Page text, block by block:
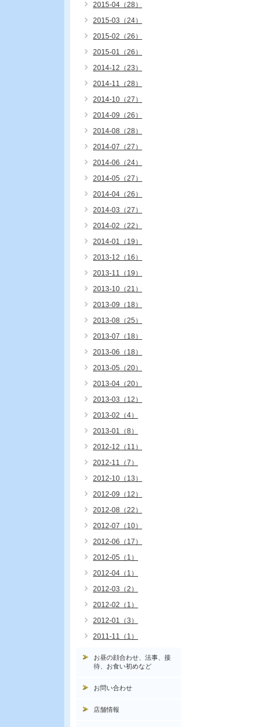
2015-04（28）
2015-03（24）
2015-02（26）
2015-01（26）
2014-12（23）
2014-11（28）
2014-10（27）
2014-09（26）
2014-08（28）
2014-07（27）
2014-06（24）
2014-05（27）
2014-04（26）
2014-03（27）
2014-02（22）
2014-01（19）
2013-12（16）
2013-11（19）
2013-10（21）
2013-09（18）
2013-08（25）
2013-07（18）
2013-06（18）
2013-05（20）
2013-04（20）
2013-03（12）
2013-02（4）
2013-01（8）
2012-12（11）
2012-11（7）
2012-10（13）
2012-09（12）
2012-08（22）
2012-07（10）
2012-06（17）
2012-05（1）
2012-04（1）
2012-03（2）
2012-02（1）
2012-01（3）
2011-11（1）
お昼の顔合わせ、法事、接
待、お食い初めなど
お問い合わせ
店舗情報